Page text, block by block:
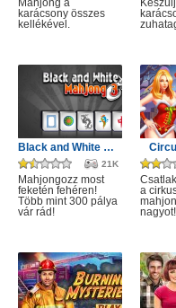
Mahjong a
karácsony összes
kellékével.
Black and White Mahjong 3
21K
Mahjongozz most
feketén fehéren!
Több mint 300 pálya
vár rád!
a
nagyot!